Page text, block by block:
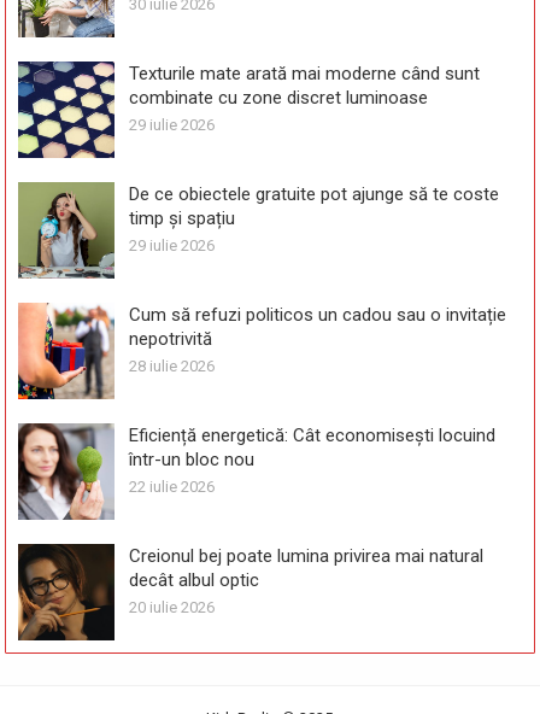
30 iulie 2026
Texturile mate arată mai moderne când sunt
combinate cu zone discret luminoase
29 iulie 2026
De ce obiectele gratuite pot ajunge să te coste
timp și spațiu
29 iulie 2026
Cum să refuzi politicos un cadou sau o invitație
nepotrivită
28 iulie 2026
Eficiență energetică: Cât economisești locuind
într-un bloc nou
22 iulie 2026
Creionul bej poate lumina privirea mai natural
decât albul optic
20 iulie 2026